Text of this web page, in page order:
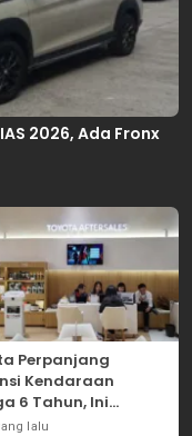
2026, Ada Fronx
Perpanjang
Kendaraan
6 Tahun, Ini
lalu